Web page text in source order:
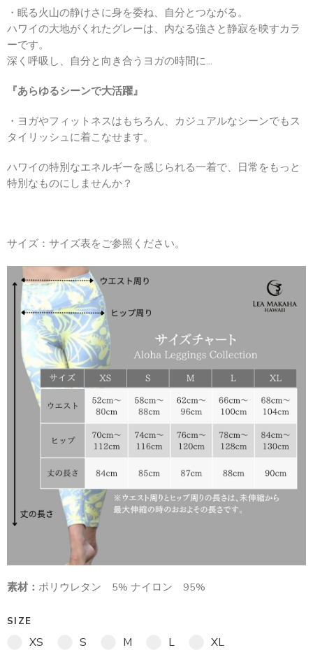
・眠る火山の静けさに身を委ね、自分とつながる。
ハワイの大地がくれたグレーは、内なる強さと静寂を映すカラ
ーです。
深く呼吸し、自分と向き合うヨガの時間に…
『あらゆるシーンで大活躍』
・ヨガやフィットネスはもちろん、カジュアルなシーンでもス
タイリッシュに着こなせます。
ハワイの特別なエネルギーを感じられる一着で、日常をもっと
特別なものにしませんか？
サイズ：サイズ表をご参照ください。
素材： ポリウレタン 5% ナイロン 95%
SIZE
XS S M L XL